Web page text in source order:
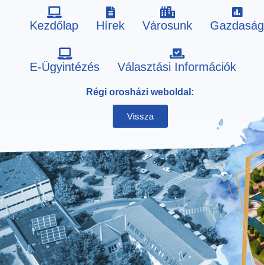
Kezdőlap Hírek Városunk Gazdaság
E-Ügyintézés Választási Információk
Régi orosházi weboldal:
Vissza